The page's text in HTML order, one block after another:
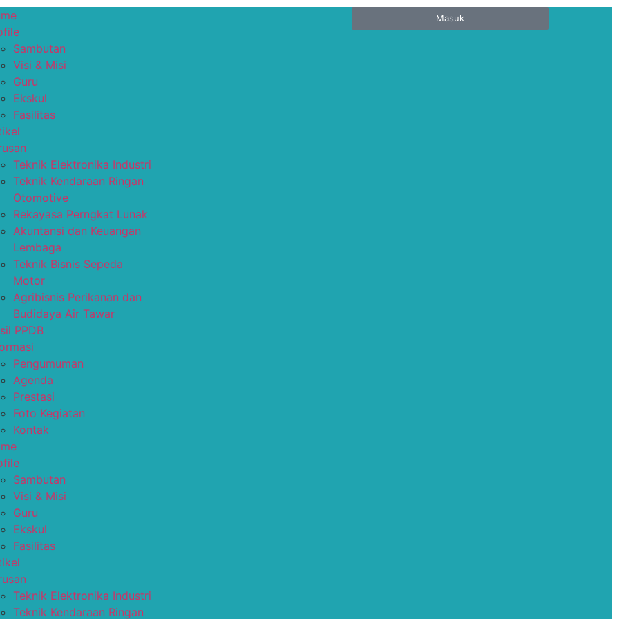
Sambutan
Visi & Misi
Guru
Ekskul
Fasilitas
Teknik Elektronika Industri
Teknik Kendaraan Ringan
Otomotive
Rekayasa Perngkat Lunak
Akuntansi dan Keuangan
Lembaga
Teknik Bisnis Sepeda
Motor
Agribisnis Perikanan dan
Budidaya Air Tawar
PPDB
Pengumuman
Agenda
Prestasi
Foto Kegiatan
Kontak
Sambutan
Visi & Misi
Guru
Ekskul
Fasilitas
Teknik Elektronika Industri
Teknik Kendaraan Ringan
Masuk